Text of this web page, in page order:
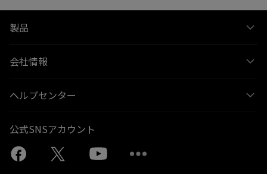
製品
会社情報
ヘルプセンター
公式SNSアカウント